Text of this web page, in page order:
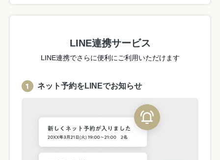
LINE連携サービス
LINE連携でさらに便利にご利用いただけます
ネット予約をLINEでお知らせ